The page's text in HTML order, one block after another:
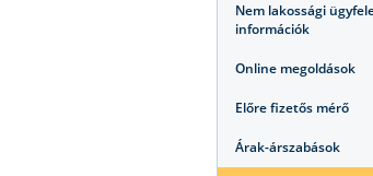
Nem lakossági
információk
Online megoldások
Előre fizetős mérő
Árak-árszabások